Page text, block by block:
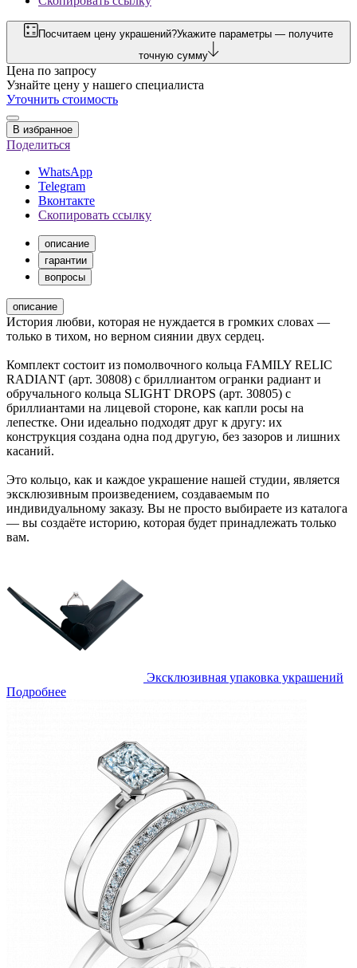
Посчитаем цену украшений?Укажите параметры — получите
точную сумму
Цена по запросу
Узнайте цену у нашего специалиста
Уточнить стоимость
В избранное
Поделиться
WhatsApp
Telegram
Вконтакте
Скопировать ссылку
описание
гарантии
вопросы
описание
История любви, которая не нуждается в громких словах —
только в тихом, но верном сиянии двух сердец.
Комплект состоит из помолвочного кольца FAMILY RELIC
RADIANT (арт. 30808) с бриллиантом огранки радиант и
обручального кольца SLIGHT DROPS (арт. 30805) с
бриллиантами на лицевой стороне, как капли росы на
лепестке. Они идеально подходят друг к другу: их
конструкция создана одна под другую, без зазоров и лишних
касаний.
Это кольцо, как и каждое украшение нашей студии, является
эксклюзивным произведением, создаваемым по
индивидуальному заказу. Вы не просто выбираете из каталога
— вы создаёте историю, которая будет принадлежать только
вам.
Эксклюзивная упаковка украшений
Подробнее